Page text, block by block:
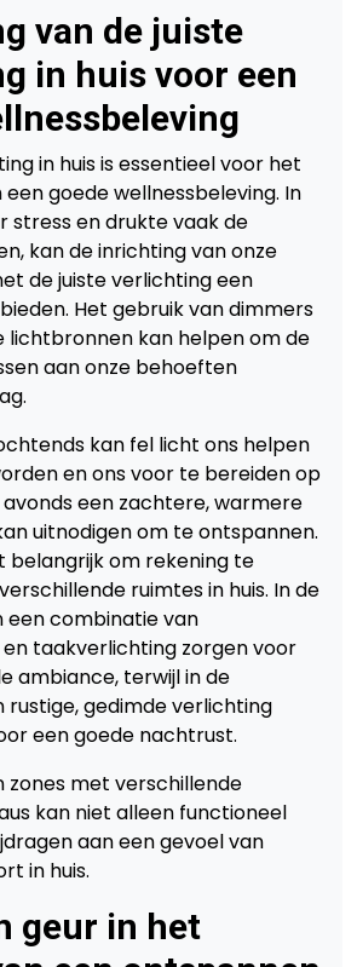
van de juiste
in huis voor een
in huis is essentieel voor het
goede wellnessbeleving. In
stress en drukte vaak de
kan de inrichting van onze
de juiste verlichting een
Het gebruik van dimmers
lichtbronnen kan helpen om de
aan onze behoeften
kan fel licht ons helpen
en ons voor te bereiden op
avonds een zachtere, warmere
uitnodigen om te ontspannen.
belangrijk om rekening te
ruimtes in huis. In de
een combinatie van
taakverlichting zorgen voor
ambiance, terwijl in de
rustige, gedimde verlichting
een goede nachtrust.
zones met verschillende
kan niet alleen functioneel
aan een gevoel van
in huis.
geur in het